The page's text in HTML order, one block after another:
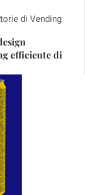
di Vending
efficiente di